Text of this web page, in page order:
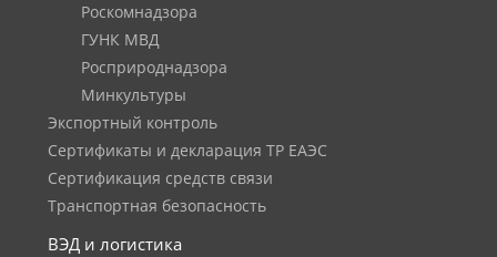
Роскомнадзора
ГУНК МВД
Росприроднадзора
Минкультуры
Экспортный контроль
Сертификаты и декларация ТР ЕАЭС
Сертификация средств связи
Транспортная безопасность
ВЭД и логистика